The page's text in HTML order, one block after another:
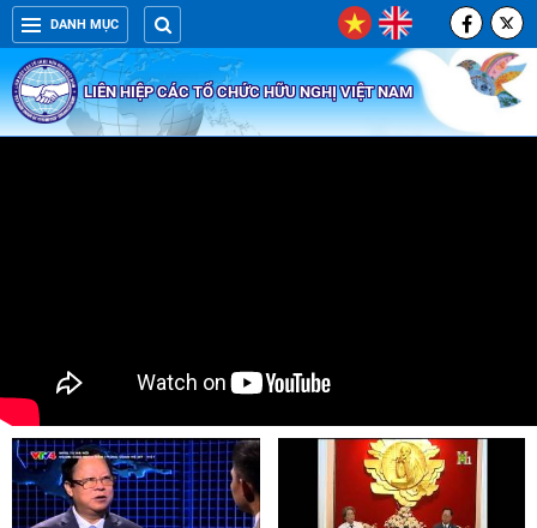
DANH MỤC
LIÊN HIỆP CÁC TỔ CHỨC HỮU NGHỊ VIỆT NAM